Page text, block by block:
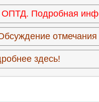
ОПТД. Подробная
отмечания
здесь!